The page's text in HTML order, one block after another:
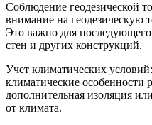
Соблюдение геодезической
внимание на геодезическую
Это важно для
стен и других конструкций.
Учет климатических
климатические особенности
дополнительная изоляция
от климата.